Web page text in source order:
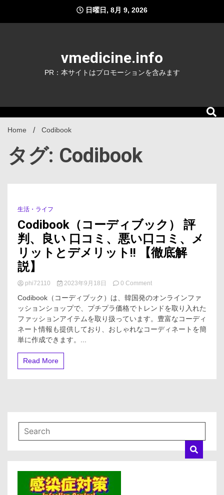
content
日曜日, 8月 9, 2026
vmedicine.info
PR：本サイトはプロモーションを含みます
Home Codibook
タグ: Codibook
1 Minute
生活・ライフ
Codibook（コーディブック） 評
判、良い 口コミ、悪い口コミ、メ
リットとデメリット!! 【徹底解
説】
phi72110 2023年9月18日 0 Commenton
ー
デ
ィ
ブ
Codibook（コーディブック）は、韓国発のオンラインファ
ッションショップで、プチプラ価格でトレンドを取り入れた
ファッションアイテムを取り扱っています。豊富なコーディ
ネート情報も提供しており、おしゃれなコーディネートを簡
単に作成できます。...
Read More